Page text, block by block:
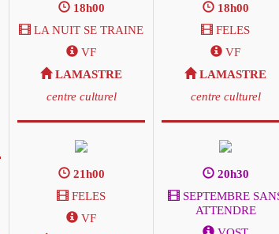
18h00
LA NUIT SE TRAINE
VF
LAMASTRE
centre culturel
21h00
FELES
VF
18h00
FELES
VF
LAMASTRE
centre culturel
20h30
SEPTEMBRE
ATTENDRE